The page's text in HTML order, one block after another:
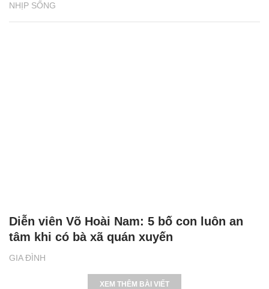
NHỊP SỐNG
GIA ĐÌNH
Diễn viên Võ Hoài Nam: 5 bố con luôn an
tâm khi có bà xã quán xuyến
XEM THÊM BÀI VIẾT